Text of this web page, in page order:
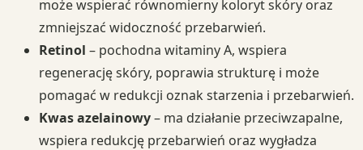
może wspierać równomierny koloryt skóry oraz
zmniejszać widoczność przebarwień.
Retinol – pochodna witaminy A, wspiera
regenerację skóry, poprawia strukturę i może
pomagać w redukcji oznak starzenia i przebarwień.
Kwas azelainowy– ma działanie przeciwzapalne,
wspiera redukcję przebarwień oraz wygładza